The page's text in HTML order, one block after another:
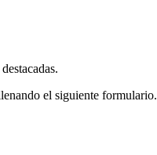
el siguiente formulario.